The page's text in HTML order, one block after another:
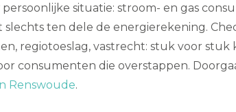
situatie: stroom- en gas
ten dele de energierekening.
regiotoeslag, vastrecht: stuk voor
consumenten die overstappen.
Renswoude.